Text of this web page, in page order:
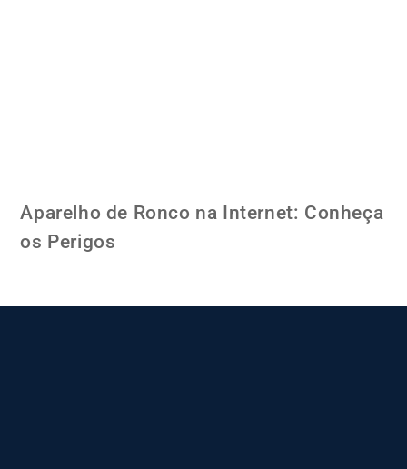
Aparelho de Ronco na Internet: Conheça
os Perigos